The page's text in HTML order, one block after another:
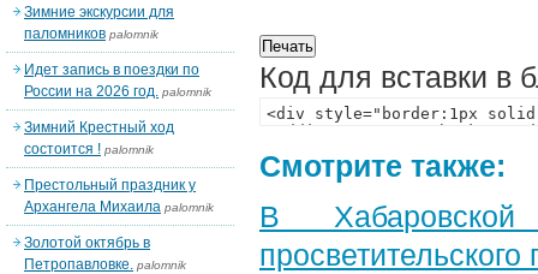
Код для вставки в
Смотрите также:
В
Зимние экскурсии для
паломников palomnik
Идет запись в поездки по
России на 2026 год. palomnik
Зимний Крестный ход
состоится ! palomnik
Престольный праздник у
Архангела Михаила palomnik
Золотой октябрь в
Петропавловке. palomnik